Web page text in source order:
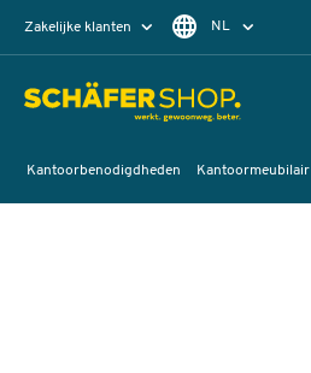
Zakelijke klanten NL
Kantoorbenodigdheden Kantoormeubilair